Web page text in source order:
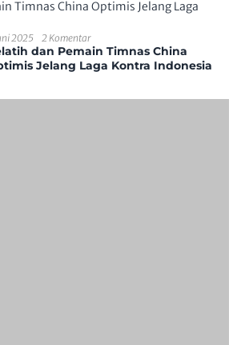
2025 2 Komentar
dan Pemain Timnas China
Jelang Laga Kontra Indonesia